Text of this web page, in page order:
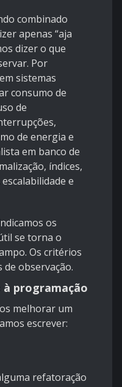
combinado
apenas “aja
dizer o que
Por
sistemas
consumo de
de
de energia e
em banco de
índices,
e
os
se torna o
Os critérios
observação.
à programação
melhorar um
escrever:
refatoração